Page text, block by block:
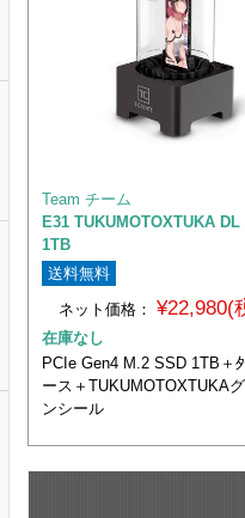
Team チーム
E31 TUKUMOTOXTUKA DL
1TB
送料無料
ネット価格：
¥22,980(
在庫なし
PCIe Gen4 M.2 SSD 1TB＋
ース＋TUKUMOTOXTUKA
ンシール